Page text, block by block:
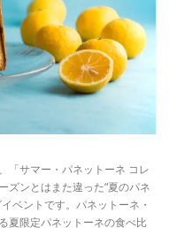
「サマー・パネットーネ コレ
ズンとはまた違った“夏のパネ
ベントです。パネットーネ・
夏限定パネットーネの食べ比